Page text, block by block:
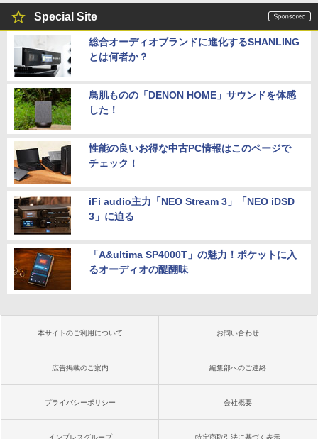
Special Site
総合オーディオブランドに進化するSHANLING
とは何者か？
鳥肌ものの「DENON HOME」サウンドを体感
した！
性能の良いお得な中古PC情報はこのページで
チェック！
iFi audio主力「NEO Stream 3」「NEO iDSD
3」に迫る
「A&ultima SP4000T」の魅力！ポケットに入
るオーディオの醍醐味
本サイトのご利用について お問い合わせ
広告掲載のご案内 編集部へのご連絡
プライバシーポリシー 会社概要